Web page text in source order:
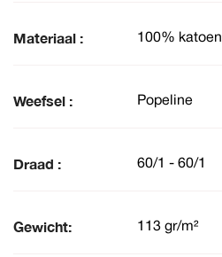
Materiaal : 100% katoen
Weefsel : Popeline
Draad : 60/1 - 60/1
Gewicht: 113 gr/m²